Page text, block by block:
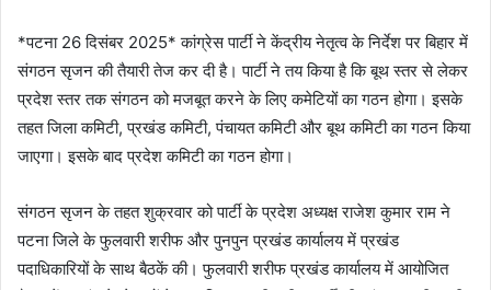
*पटना 26 दिसंबर 2025* कांग्रेस पार्टी ने केंद्रीय नेतृत्व के निर्देश पर बिहार में
संगठन सृजन की तैयारी तेज कर दी है। पार्टी ने तय किया है कि बूथ स्तर से लेकर
प्रदेश स्तर तक संगठन को मजबूत करने के लिए कमेटियों का गठन होगा। इसके
तहत जिला कमिटी, प्रखंड कमिटी, पंचायत कमिटी और बूथ कमिटी का गठन किया
जाएगा। इसके बाद प्रदेश कमिटी का गठन होगा।
संगठन सृजन के तहत शुक्रवार को पार्टी के प्रदेश अध्यक्ष राजेश कुमार राम ने
पटना जिले के फुलवारी शरीफ और पुनपुन प्रखंड कार्यालय में प्रखंड
पदाधिकारियों के साथ बैठकें की। फुलवारी शरीफ प्रखंड कार्यालय में आयोजित